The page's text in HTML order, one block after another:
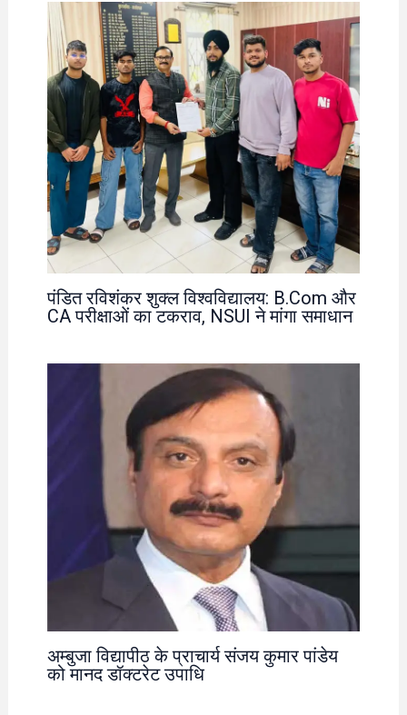
पंडित रविशंकर शुक्ल विश्वविद्यालय: B.Com और
CA परीक्षाओं का टकराव, NSUI ने मांगा समाधान
अम्बुजा विद्यापीठ के प्राचार्य संजय कुमार पांडेय
को मानद डॉक्टरेट उपाधि